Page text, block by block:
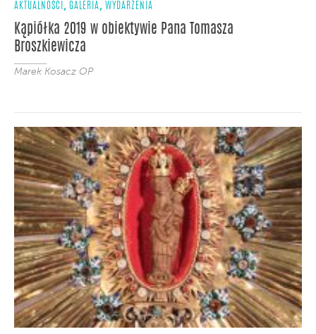
AKTUALNOŚCI , GALERIA, WYDARZENIA
Kąpiółka 2019 w obiektywie Pana Tomasza
Broszkiewicza
Marek Kosacz OP